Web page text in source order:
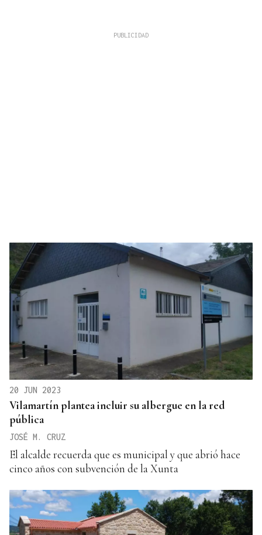
20 JUN 2023
Vilamartín plantea incluir su albergue en la red
pública
JOSÉ M. CRUZ
El alcalde recuerda que es municipal y que abrió hace
cinco años con subvención de la Xunta